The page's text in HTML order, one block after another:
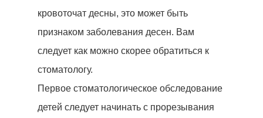
кровоточат десны, это может быть
признаком заболевания десен. Вам
следует как можно скорее обратиться к
стоматологу.
Первое стоматологическое обследование
детей следует начинать с прорезывания